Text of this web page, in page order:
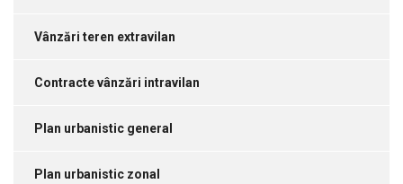
Vânzări teren extravilan
Contracte vânzări intravilan
Plan urbanistic general
Plan urbanistic zonal